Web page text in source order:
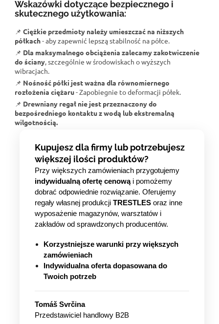
Wskazówki dotyczące bezpiecznego i
skutecznego użytkowania:
📌 Ciężkie przedmioty należy umieszczać na niższych
półkach- aby zapewnić lepszą stabilność na półce.
📌 Dla maksymalnego obciążenia zalecamy zakotwiczenie
do ściany , szczególnie w środowiskach o wyższych
wibracjach.
📌 Nośność półki jest ważna dla równomiernego
rozłożenia ciężaru- Zapobiegnie to deformacji półek.
📌 Drewniany regał nie jest przeznaczony do
bezpośredniego kontaktu z wodą lub ekstremalną
wilgotnością.
Kupujesz dla firmy lub potrzebujesz
większej ilości produktów?
Przy większych zamówieniach przygotujemy
indywidualną ofertę cenowąi pomożemy
dobrać odpowiednie rozwiązanie. Oferujemy
regały własnej produkcji TRESTLES oraz inne
wyposażenie magazynów, warsztatów i
zakładów od sprawdzonych producentów.
Korzystniejsze warunki przy większych
zamówieniach
Indywidualna oferta dopasowana do
Twoich potrzeb
Tomáš Svrčina
Przedstawiciel handlowy B2B